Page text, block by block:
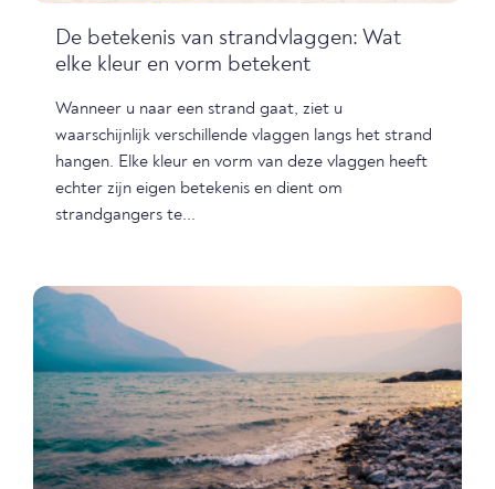
De betekenis van strandvlaggen: Wat
elke kleur en vorm betekent
Wanneer u naar een strand gaat, ziet u
waarschijnlijk verschillende vlaggen langs het strand
hangen. Elke kleur en vorm van deze vlaggen heeft
echter zijn eigen betekenis en dient om
strandgangers te...